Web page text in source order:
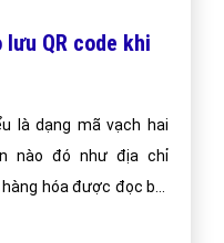
QR code khi
là dạng mã vạch hai
nào đó như địa chỉ
hóa được đọc bởi